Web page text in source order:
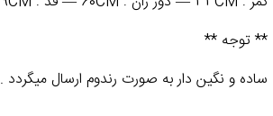
** توجه **
ساده و نگین دار به صورت رندوم ارسال میگردد .